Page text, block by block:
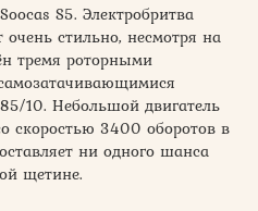
S5. Электробритва
стильно, несмотря на
тремя роторными
10. Небольшой двигатель
скоростью 3400 оборотов в
ни одного шанса
щетине.